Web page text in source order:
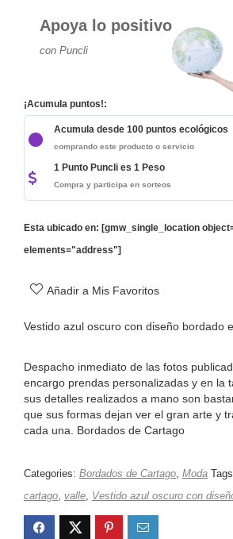
Apoya lo positivo
con Puncli
¡Acumula puntos!:
Acumula desde 100 puntos ecológicos
comprando este producto o servicio
1 Punto Puncli es 1 Peso
Compra y participa en sorteos
Esta ubicado en: [gmw_single_location
elements="address"]
Añadir a Mis Favoritos
Vestido azul oscuro con diseño bordado
Despacho inmediato de las fotos
encargo prendas personalizadas y en la
sus detalles realizados a mano son
que sus formas dejan ver el gran arte y
cada una. Bordados de Cartago
Categories: Bordados de Cartago, Moda
cartago, valle, Vestido azul oscuro con